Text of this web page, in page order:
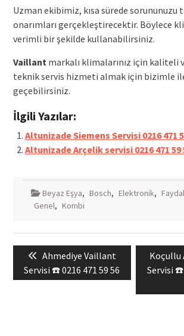
Uzman ekibimiz, kısa sürede
onarımları gerçekleştirecektir. Böylece
verimli bir şekilde kullanabilirsiniz.
Vaillant markalı klimalarınız için kaliteli
teknik servis hizmeti almak için bizimle
geçebilirsiniz.
İlgili Yazılar:
Altunizade Siemens Servisi 0216 471
Altunizade Arçelik servisi 0216 471 59
Beyaz Eşya, Bosch, Elektronik,
Genel, Kombi
gezinmesi
Previous
post:
Ahmediye Vaillant
Servisi ☎️ 0216 471 59 56
Next
post:
Koçullu
Servisi ☎️